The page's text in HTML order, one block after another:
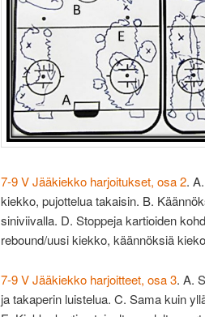
7-9 V Jääkiekko harjoitukset, osa 2.
kiekko, pujottelua takaisin. B.
siniviivalla. D. Stoppeja kartioiden
rebound/uusi kiekko, käännöksiä
7-9 V Jääkiekko harjoitteet, osa 3. A.
ja takaperin luistelua. C. Sama kuin